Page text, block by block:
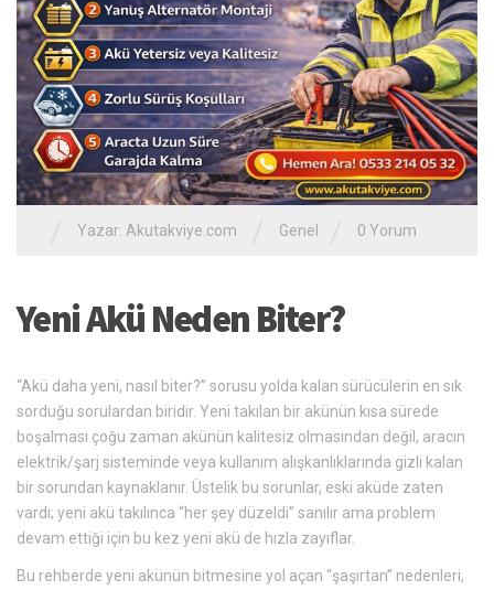
Yazar: Akutakviye.com Genel 0 Yorum
Yeni Akü Neden Biter?
“Akü daha yeni, nasıl biter?” sorusu yolda kalan sürücülerin en sık
sorduğu sorulardan biridir. Yeni takılan bir akünün kısa sürede
boşalması çoğu zaman akünün kalitesiz olmasından değil, aracın
elektrik/şarj sisteminde veya kullanım alışkanlıklarında gizli kalan
bir sorundan kaynaklanır. Üstelik bu sorunlar, eski aküde zaten
vardı; yeni akü takılınca “her şey düzeldi” sanılır ama problem
devam ettiği için bu kez yeni akü de hızla zayıflar.
Bu rehberde yeni akünün bitmesine yol açan “şaşırtan” nedenleri,